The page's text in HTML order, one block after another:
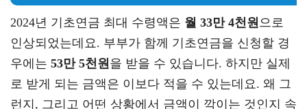
2024년 기초연금 최대 수령액은 월 33만 4천원으로
인상되었는데요. 부부가 함께 기초연금을 신청할 경
우에는 53만 5천원을 받을 수 있습니다. 하지만 실제
로 받게 되는 금액은 이보다 적을 수 있는데요. 왜 그
런지, 그리고 어떤 상황에서 금액이 깍이는 것인지 속